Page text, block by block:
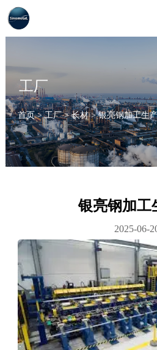
工厂
首页>工厂>长材>银亮钢加工生
银亮钢加工
2025-06-